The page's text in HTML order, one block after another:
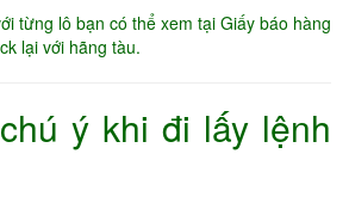
từng lô bạn có thể xem tại Giấy báo hàng
lại với hãng tàu.
ý khi đi lấy lệnh